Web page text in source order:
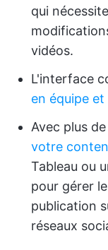
qui
vidéos.
L'interface
en équipe
Avec plus
votre
Tableau ou
pour gérer
publication
réseaux